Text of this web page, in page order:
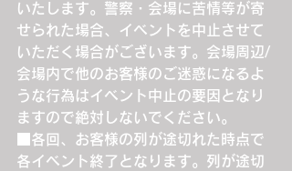
いたします。警察・会場に苦情等が寄
せられた場合、イベントを中止させて
いただく場合がございます。会場周辺/
会場内で他のお客様のご迷惑になるよ
うな行為はイベント中止の要因となり
ますので絶対しないでください。
■各回、お客様の列が途切れた時点で
各イベント終了となります。列が途切